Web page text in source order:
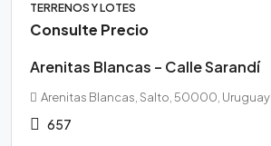
TERRENOS Y LOTES
Consulte Precio
Arenitas Blancas – Calle Sarandí
Arenitas Blancas, Salto, 50000, Uruguay
657